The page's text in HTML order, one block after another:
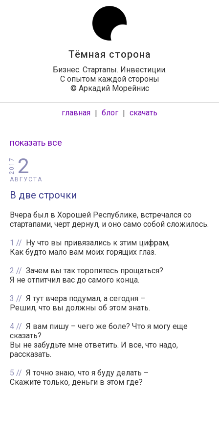
Тёмная сторона
Бизнес. Стартапы. Инвестиции.
С опытом каждой стороны
© Аркадий Морейнис
главная | блог | скачать
показать все
2
АВГУСТА
2017
В две строчки
Вчера был в Хорошей Республике, встречался со
стартапами, черт дернул, и оно само собой сложилось.
1
Ну что вы привязались к этим цифрам,
Как будто мало вам моих горящих глаз.
2
Зачем вы так торопитесь прощаться?
Я не отпитчил вас до самого конца.
3
Я тут вчера подумал, а сегодня –
Решил, что вы должны об этом знать.
4
Я вам пишу – чего же боле? Что я могу еще
сказать?
Вы не забудьте мне ответить. И все, что надо,
рассказать.
5
Я точно знаю, что я буду делать –
Скажите только, деньги в этом где?